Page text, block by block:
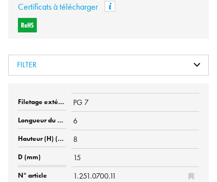
Certificats à télécharger
FILTER
PG 7
6
8
15
1.251.0700.11